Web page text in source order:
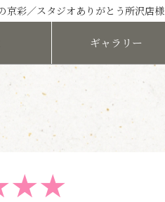
京彩／スタジオありがとう所沢店様
ギャラリー
★
★